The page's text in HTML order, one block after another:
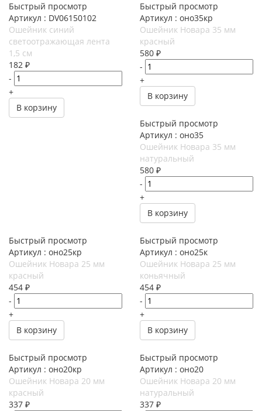
Быстрый просмотр
Артикул : DV06150102
Ошейник синий
светоотражающая лента
1,5 см
182 ₽
-
+
В корзину
Быстрый просмотр
Артикул : оно35кр
Ошейник Новара 35 мм
красный
580 ₽
-
+
В корзину
Быстрый просмотр
Артикул : оно35
Ошейник Новара 35 мм
натуральный
580 ₽
-
+
В корзину
Быстрый просмотр
Артикул : оно25кр
Ошейник Новара 25 мм
красный
454 ₽
-
+
В корзину
Быстрый просмотр
Артикул : оно25к
Ошейник Новара 25 мм
коньячный
454 ₽
-
+
В корзину
Быстрый просмотр
Артикул : оно20кр
Ошейник Новара 20 мм
красный
337 ₽
Быстрый просмотр
Артикул : оно20
Ошейник Новара 20 мм
натуральный
337 ₽